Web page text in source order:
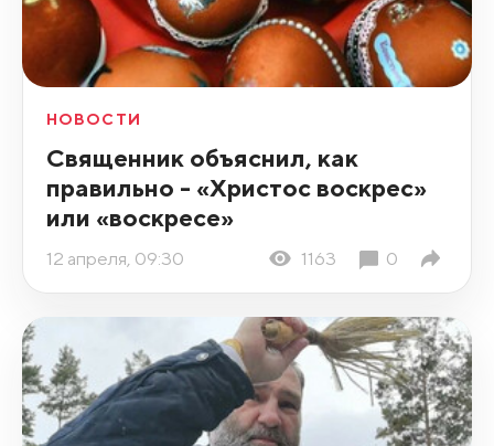
НОВОСТИ
Священник объяснил, как
правильно - «Христос воскрес»
или «воскресе»
12 апреля, 09:30 1163 0